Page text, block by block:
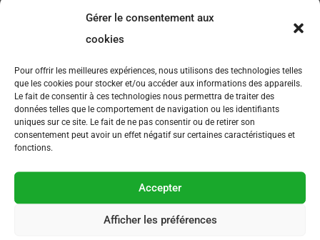
Gérer le consentement aux
cookies
Pour offrir les meilleures expériences, nous utilisons des technologies telles
que les cookies pour stocker et/ou accéder aux informations des appareils.
Le fait de consentir à ces technologies nous permettra de traiter des
données telles que le comportement de navigation ou les identifiants
uniques sur ce site. Le fait de ne pas consentir ou de retirer son
consentement peut avoir un effet négatif sur certaines caractéristiques et
fonctions.
Accepter
Afficher les préférences
FAQ